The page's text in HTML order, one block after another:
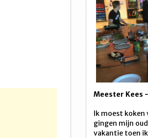
Meester Kees
Ik moest koken
gingen mijn
vakantie toen